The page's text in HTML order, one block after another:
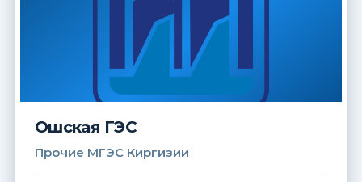
Ошская ГЭС
Прочие МГЭС Киргизии